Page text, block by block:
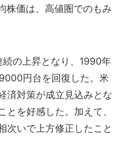
株価は、高値圏でのもみ
の上昇となり、1990年
円台を回復した。米
済対策が成立見込みとな
を好感した。加えて、
次いで上方修正したこと